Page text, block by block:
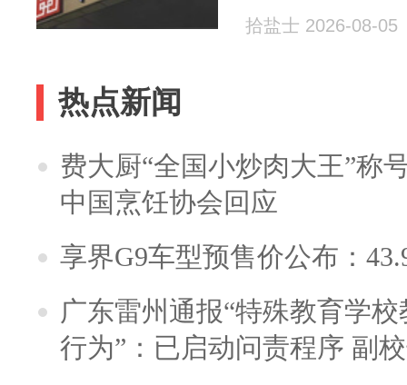
拾盐士 2026-08-05
热点新闻
费大厨“全国小炒肉大王”称
中国烹饪协会回应
享界G9车型预售价公布：
广东雷州通报“特殊教育学
行为”：已启动问责程序 副